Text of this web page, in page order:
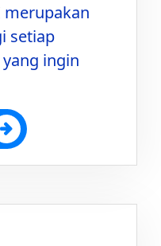
merupakan
setiap
ingin